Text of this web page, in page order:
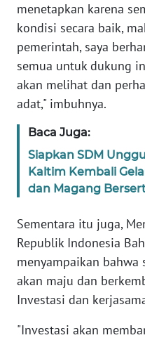
menetapkan karena
kondisi secara baik,
pemerintah, saya
semua untuk dukung
akan melihat dan
adat," imbuhnya.
Baca Juga:
Siapkan SDM
Kaltim Kembali
dan Magang
Sementara itu juga,
Republik Indonesia
menyampaikan
akan maju dan
Investasi dan
"Investasi akan
BARAT
WN
WN
SERAMBI
WN
JAMBI
WN
NTB
WN